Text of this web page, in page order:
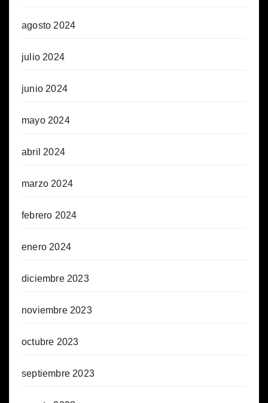
agosto 2024
julio 2024
junio 2024
mayo 2024
abril 2024
marzo 2024
febrero 2024
enero 2024
diciembre 2023
noviembre 2023
octubre 2023
septiembre 2023